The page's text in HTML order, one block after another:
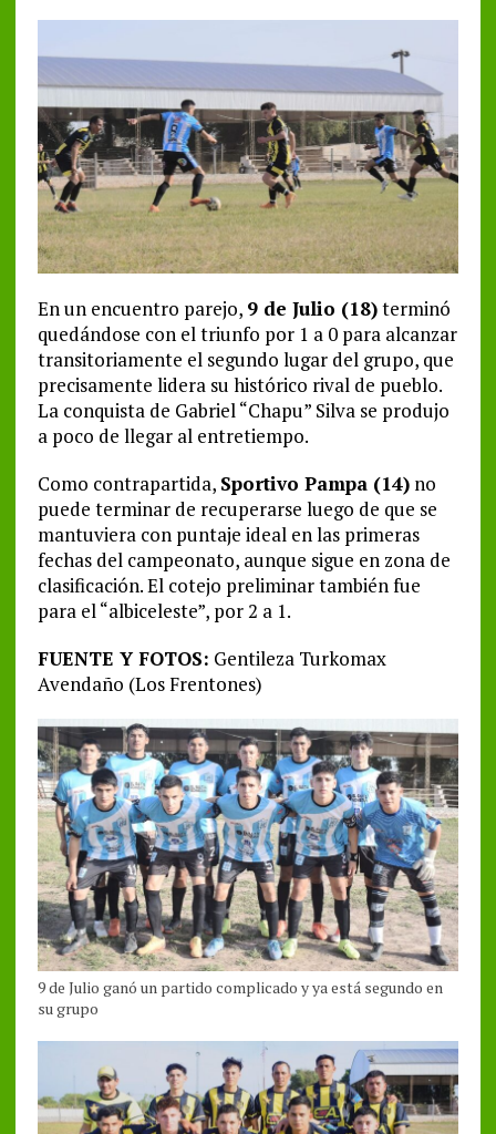
En un encuentro parejo, 9 de Julio (18)terminó
quedándose con el triunfo por 1 a 0 para alcanzar
transitoriamente el segundo lugar del grupo, que
precisamente lidera su histórico rival de pueblo.
La conquista de Gabriel “Chapu” Silva se produjo
a poco de llegar al entretiempo.
Como contrapartida, Sportivo Pampa (14)no
puede terminar de recuperarse luego de que se
mantuviera con puntaje ideal en las primeras
fechas del campeonato, aunque sigue en zona de
clasificación. El cotejo preliminar también fue
para el “albiceleste”, por 2 a 1.
FUENTE Y FOTOS: Gentileza Turkomax
Avendaño (Los Frentones)
9 de Julio ganó un partido complicado y ya está segundo en
su grupo